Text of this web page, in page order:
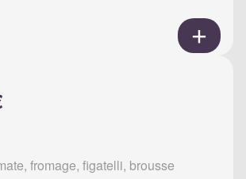
fromage, figatelli, brousse